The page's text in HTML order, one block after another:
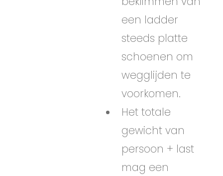
een ladder
steeds platte
schoenen om
wegglijden te
voorkomen.
Het totale
gewicht van
persoon + last
mag een